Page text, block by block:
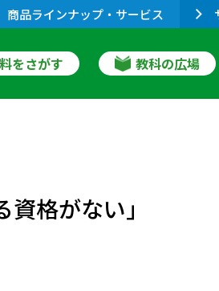
商品ラインナップ・サービス
をさがす 教科の広場
格がない」